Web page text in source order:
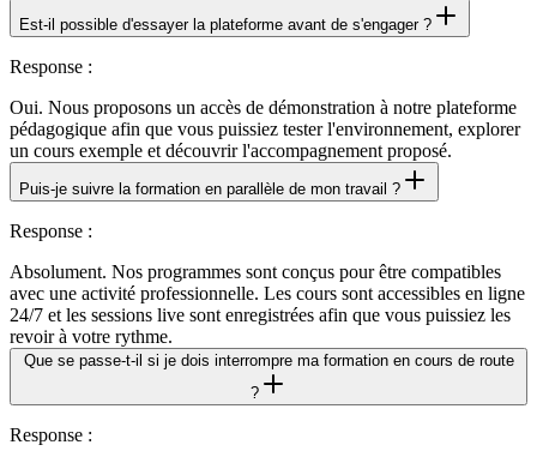
Est-il possible d'essayer la plateforme avant de s'engager ?
Response :
Oui. Nous proposons un accès de démonstration à notre plateforme
pédagogique afin que vous puissiez tester l'environnement, explorer
un cours exemple et découvrir l'accompagnement proposé.
Puis-je suivre la formation en parallèle de mon travail ?
Response :
Absolument. Nos programmes sont conçus pour être compatibles
avec une activité professionnelle. Les cours sont accessibles en ligne
24/7 et les sessions live sont enregistrées afin que vous puissiez les
revoir à votre rythme.
Que se passe-t-il si je dois interrompre ma formation en cours de route
?
Response :